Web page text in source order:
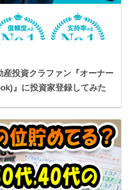
産投資クラファン『オーナー
』に投資家登録してみた